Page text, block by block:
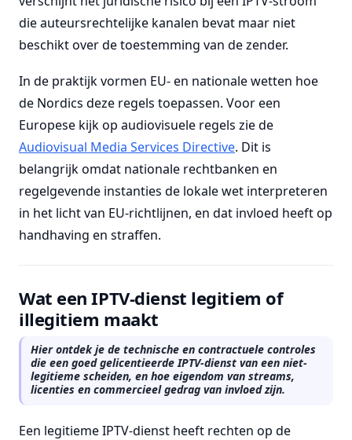
die auteursrechtelijke kanalen bevat maar niet
beschikt over de toestemming van de zender.
In de praktijk vormen EU- en nationale wetten hoe
de Nordics deze regels toepassen. Voor een
Europese kijk op audiovisuele regels zie de
Audiovisual Media Services Directive. Dit is
belangrijk omdat nationale rechtbanken en
regelgevende instanties de lokale wet interpreteren
in het licht van EU-richtlijnen, en dat invloed heeft op
handhaving en straffen.
Wat een IPTV-dienst legitiem of
illegitiem maakt
Hier ontdek je de technische en contractuele controles
die een goed gelicentieerde IPTV-dienst van een niet-
legitieme scheiden, en hoe eigendom van streams,
licenties en commercieel gedrag van invloed zijn.
Een legitieme IPTV-dienst heeft rechten op de